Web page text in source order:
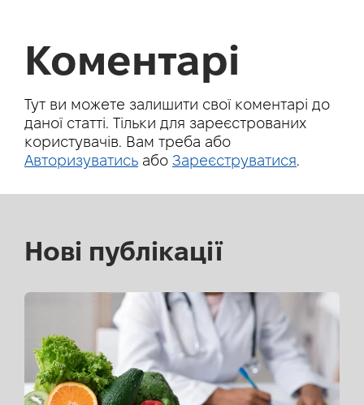
Коментарі
Тут ви можете залишити свої коментарі до
даної статті. Тільки для зареєстрованих
користувачів. Вам треба або
Авторизуватись або Зареєструватися
Нові публікації